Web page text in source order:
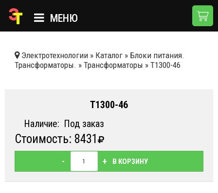
МЕНЮ
КАТАЛОГ
НОВОСТИ
КОНТАКТЫ
Электротехнологии » Каталог » Блоки питания.
Трансформаторы. » Трансформаторы » T1300-46
T1300-46
Наличие: Под заказ
Стоимость: 8431
- + В КОРЗИНУ